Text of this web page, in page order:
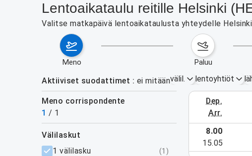
Lentoaikataulu reitille Helsinki
Valitse matkapäivä lentoaikataulusta yhteydelle
meno paluu
Aktiiviset suodattimet ei mitäänvälil. lentoyhtiöt
Meno corrispondente
1 / 1
dep.
arr.
24.–30. elokuuta
suodattimet
välilaskut
1 välilasku
(1 )
8.00
15.05